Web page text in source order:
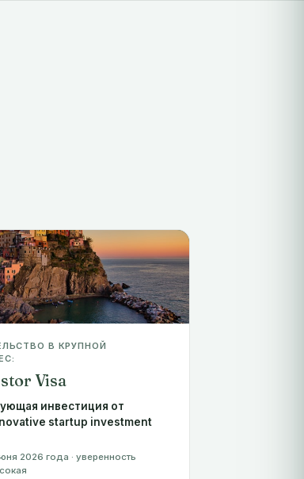
В КРУПНОЙ
Visa
инвестиция от
startup investment
2026 года · уверенность